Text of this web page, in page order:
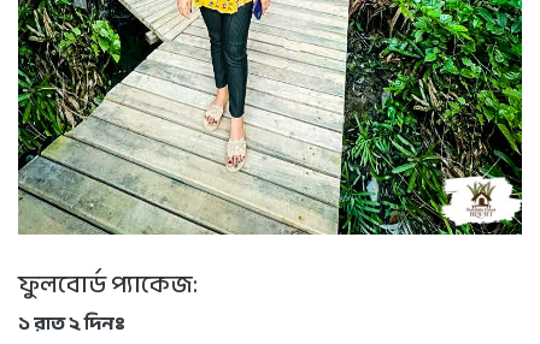
ফুলবোর্ড প্যাকেজ:
১ রাত ২ দিনঃ